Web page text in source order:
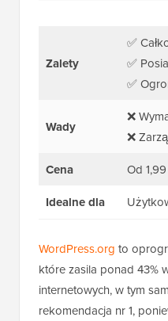
Zalety
✅
✅
✅
Wady
❌
❌
Cena
Od
Idealne dla
WordPress.org to
które zasila ponad 43%
internetowych, w tym
rekomendacja nr 1,